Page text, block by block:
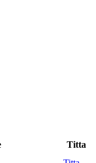
Titta